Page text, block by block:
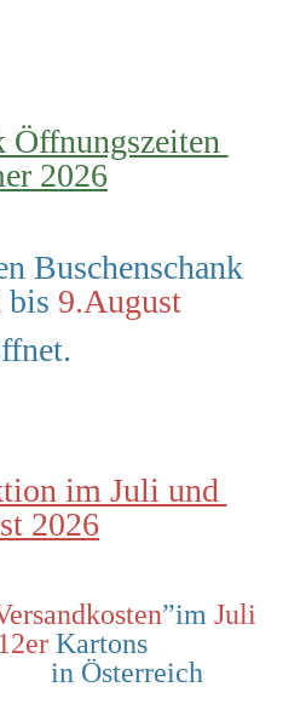
Öffnungszeiten
2026
Buschenschank
bis 9.August
im Juli und
2026
”im Juli
12er Kartons
in Österreich